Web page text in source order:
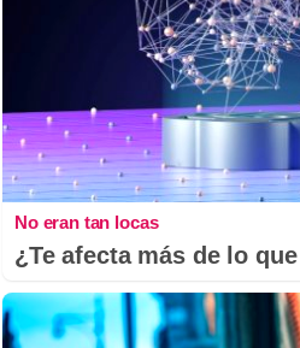
No eran tan locas
¿Te afecta más de lo